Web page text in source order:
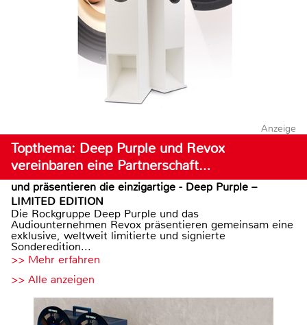
Anzeige
Topthema: Deep Purple und Revox
vereinbaren eine Partnerschaft…
und präsentieren die einzigartige - Deep Purple –
LIMITED EDITION
Die Rockgruppe Deep Purple und das
Audiounternehmen Revox präsentieren gemeinsam eine
exklusive, weltweit limitierte und signierte
Sonderedition...
>> Mehr erfahren
>> Alle anzeigen